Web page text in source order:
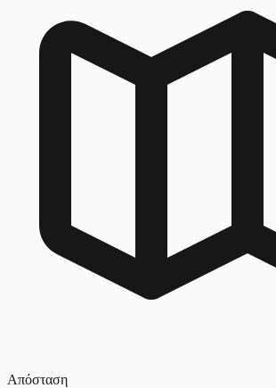
Απόσταση